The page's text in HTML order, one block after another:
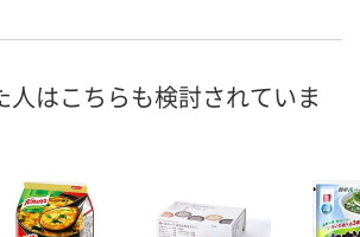
人はこちらも検討されていま